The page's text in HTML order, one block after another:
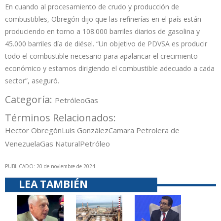
En cuando al procesamiento de crudo y producción de
combustibles, Obregón dijo que las refinerías en el país están
produciendo en torno a 108.000 barriles diarios de gasolina y
45.000 barriles día de diésel. “Un objetivo de PDVSA es producir
todo el combustible necesario para apalancar el crecimiento
económico y estamos dirigiendo el combustible adecuado a cada
sector”, aseguró.
Categoría: PetróleoGas
Términos Relacionados:
Hector ObregónLuis GonzálezCamara Petrolera de
VenezuelaGas NaturalPetróleo
PUBLICADO: 20 de noviembre de 2024
LEA TAMBIÉN